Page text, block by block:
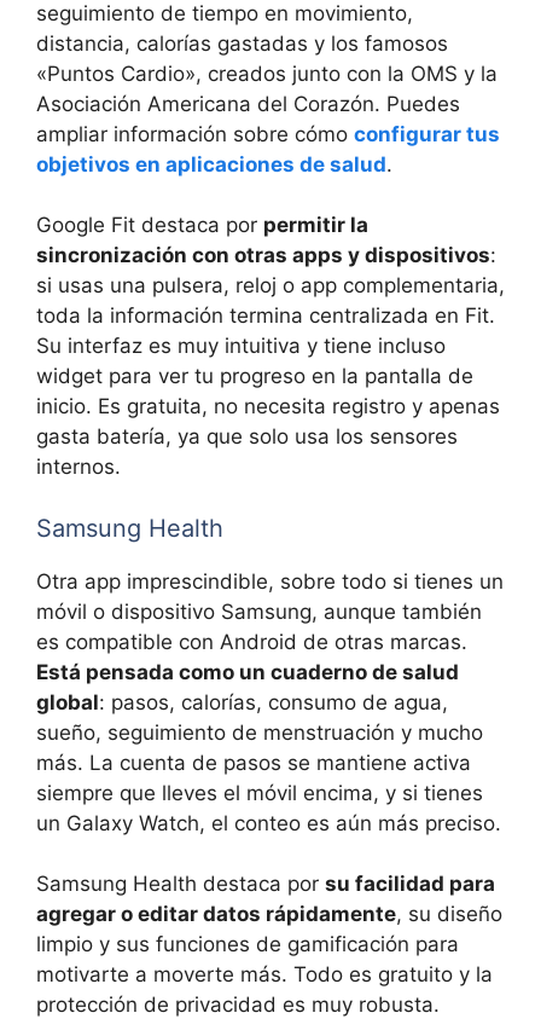
seguimiento de tiempo en movimiento,
distancia, calorías gastadas y los famosos
«Puntos Cardio», creados junto con la OMS y la
Asociación Americana del Corazón. Puedes
ampliar información sobre cómo configurar tus
objetivos en aplicaciones de salud.
Google Fit destaca por permitir la
sincronización con otras apps y dispositivos:
si usas una pulsera, reloj o app complementaria,
toda la información termina centralizada en Fit.
Su interfaz es muy intuitiva y tiene incluso
widget para ver tu progreso en la pantalla de
inicio. Es gratuita, no necesita registro y apenas
gasta batería, ya que solo usa los sensores
internos.
Samsung Health
Otra app imprescindible, sobre todo si tienes un
móvil o dispositivo Samsung, aunque también
es compatible con Android de otras marcas.
Está pensada como un cuaderno de salud
global: pasos, calorías, consumo de agua,
sueño, seguimiento de menstruación y mucho
más. La cuenta de pasos se mantiene activa
siempre que lleves el móvil encima, y si tienes
un Galaxy Watch, el conteo es aún más preciso.
Samsung Health destaca por su facilidad para
agregar o editar datos rápidamente, su diseño
limpio y sus funciones de gamificación para
motivarte a moverte más. Todo es gratuito y la
protección de privacidad es muy robusta.